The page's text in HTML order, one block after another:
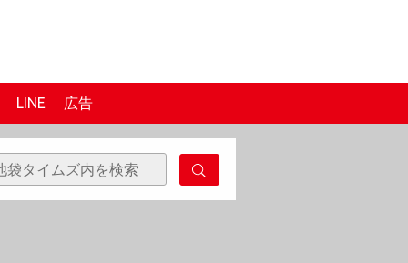
LINE 広告